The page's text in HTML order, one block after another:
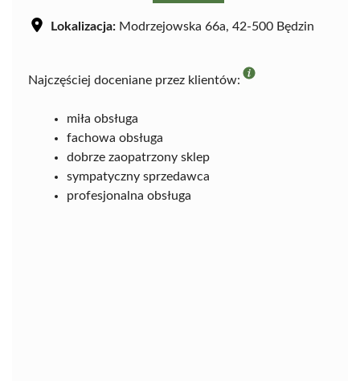
Lokalizacja: Modrzejowska 66a, 42-500 Będzin
Najczęściej doceniane przez klientów:
miła obsługa
fachowa obsługa
dobrze zaopatrzony sklep
sympatyczny sprzedawca
profesjonalna obsługa